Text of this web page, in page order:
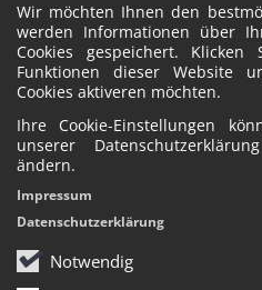
Wir möchten Ihnen den
werden Informationen über
Cookies gespeichert.
Funktionen dieser Website
Cookies aktiveren möchten.
Ihre Cookie-Einstellungen
unserer
ändern.
Notwendig
Impressum
Datenschutzerklärung